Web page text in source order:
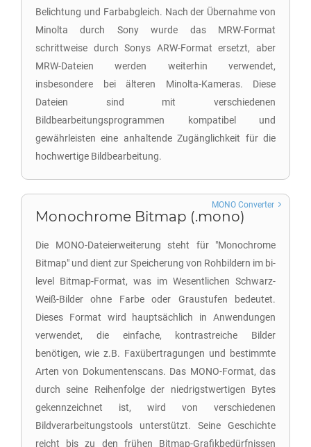
Belichtung und Farbabgleich. Nach der Übernahme von
Minolta durch Sony wurde das MRW-Format
schrittweise durch Sonys ARW-Format ersetzt, aber
MRW-Dateien werden weiterhin verwendet,
insbesondere bei älteren Minolta-Kameras. Diese
Dateien sind mit verschiedenen
Bildbearbeitungsprogrammen kompatibel und
gewährleisten eine anhaltende Zugänglichkeit für die
hochwertige Bildbearbeitung.
Monochrome Bitmap (.mono)
Die MONO-Dateierweiterung steht für "Monochrome
Bitmap" und dient zur Speicherung von Rohbildern im bi-
level Bitmap-Format, was im Wesentlichen Schwarz-
Weiß-Bilder ohne Farbe oder Graustufen bedeutet.
Dieses Format wird hauptsächlich in Anwendungen
verwendet, die einfache, kontrastreiche Bilder
benötigen, wie z.B. Faxübertragungen und bestimmte
Arten von Dokumentenscans. Das MONO-Format, das
durch seine Reihenfolge der niedrigstwertigen Bytes
gekennzeichnet ist, wird von verschiedenen
Bildverarbeitungstools unterstützt. Seine Geschichte
reicht bis zu den frühen Bitmap-Grafikbedürfnissen
MONO Converter